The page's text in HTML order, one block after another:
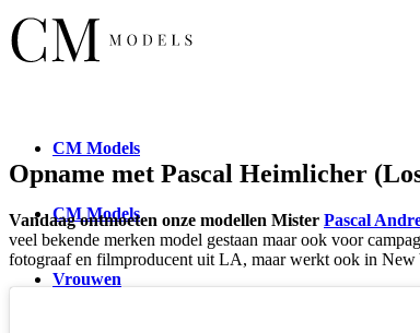
CM Models
CMModels
Vrouwen
Opname met Pascal Heimlicher
Vandaag ontmoeten onze modellen Mister Pascal
veel bekende merken model gestaan maar ook voor
fotograaf en filmproducent uit LA, maar werkt ook in New